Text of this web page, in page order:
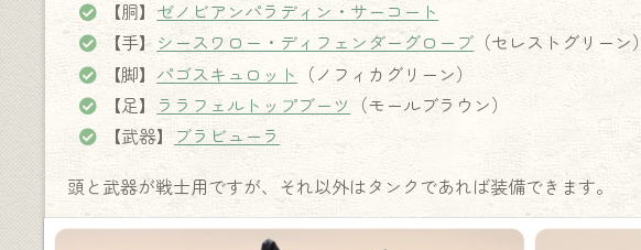
【胴】ゼノビアンパラディン・サーコート
【手】 シースワロー・ディフェンダーグローブ （セレストグリーン）
【脚】 パゴスキュロット
（ノフィカグリーン）
【足】
ララフェルトップブーツ
（モールブラウン）
【武器】ブラビューラ
頭と武器が戦士用ですが、それ以外はタンクであれば装備できます。